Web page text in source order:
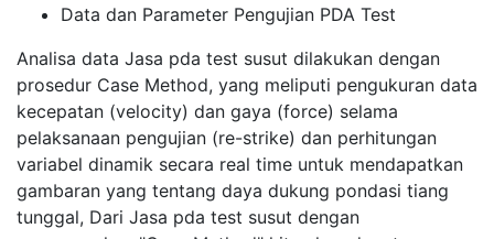
Data dan Parameter Pengujian PDA Test
Analisa data Jasa pda test susut dilakukan dengan
prosedur Case Method, yang meliputi pengukuran data
kecepatan (velocity) dan gaya (force) selama
pelaksanaan pengujian (re-strike) dan perhitungan
variabel dinamik secara real time untuk mendapatkan
gambaran yang tentang daya dukung pondasi tiang
tunggal, Dari Jasa pda test susut dengan